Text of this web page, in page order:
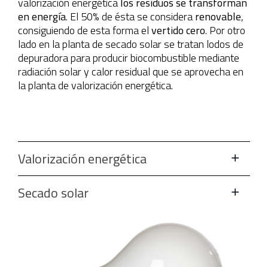
en energía. El 50% de ésta se considerarenovable,
consiguiendo de esta forma elvertido cero. Por otro
lado en la planta de secado solar se tratan lodos de
depuradora para producir biocombustible mediante
radiación solar y calor residual que se aprovecha en
la planta de valorización energética.
Valorización energética
Secado solar